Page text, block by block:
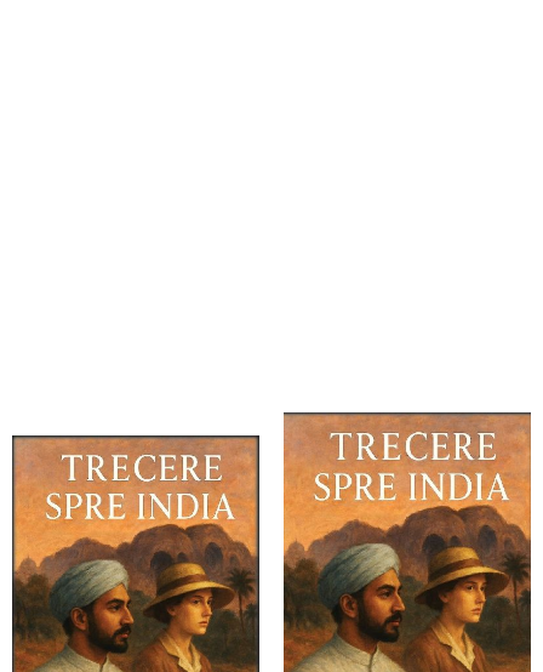
Forster, E. M.
Trecere spre India
Indy Pub, 2026
Forster, E. M.
Trecere spre India
Indy Pub, 2026